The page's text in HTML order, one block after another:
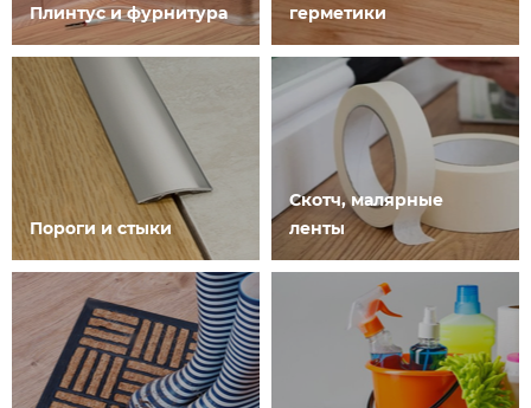
Плинтус и фурнитура
герметики
Пороги и стыки
Скотч, малярные
ленты